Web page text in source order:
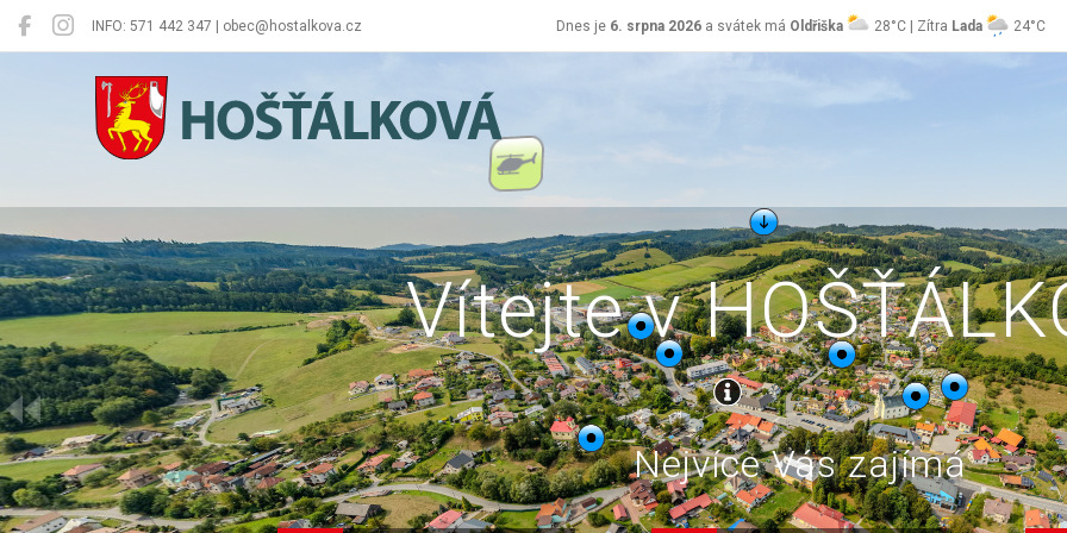
INFO: 571 442 347 | obec@hostalkova.cz Dnes je 6. srpna 2026a svátek má Oldřiška 28°C | Zítra Lada 24°C
Hošťálková
Vítejte v
Nejvíce Vás zajímá